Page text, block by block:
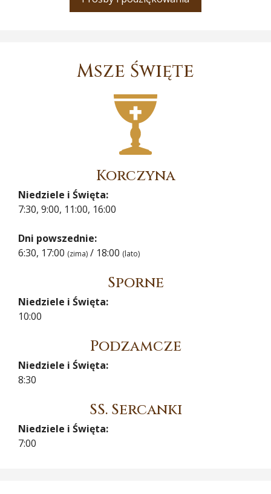
Msze Święte
Korczyna
Niedziele i Święta:
7:30, 9:00, 11:00, 16:00
Dni powszednie:
6:30, 17:00 (zima) / 18:00 (lato)
Sporne
Niedziele i Święta:
10:00
Podzamcze
Niedziele i Święta:
8:30
SS. Sercanki
Niedziele i Święta:
7:00